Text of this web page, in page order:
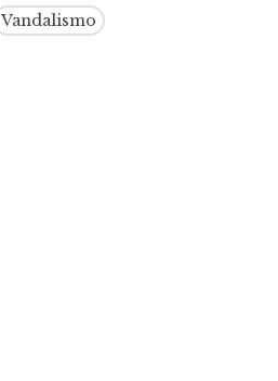
Vandalismo